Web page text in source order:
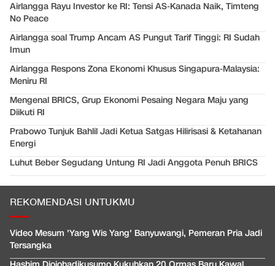
Airlangga Rayu Investor ke RI: Tensi AS-Kanada Naik, Timteng
No Peace
Airlangga soal Trump Ancam AS Pungut Tarif Tinggi: RI Sudah
Imun
Airlangga Respons Zona Ekonomi Khusus Singapura-Malaysia:
Meniru RI
Mengenal BRICS, Grup Ekonomi Pesaing Negara Maju yang
Diikuti RI
Prabowo Tunjuk Bahlil Jadi Ketua Satgas Hilirisasi & Ketahanan
Energi
Luhut Beber Segudang Untung RI Jadi Anggota Penuh BRICS
REKOMENDASI UNTUKMU
Video Mesum 'Yang Wis Yang' Banyuwangi, Pemeran Pria Jadi
Tersangka